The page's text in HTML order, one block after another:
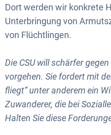
Dort werden wir konkrete
Unterbringung von
von Flüchtlingen.
Die CSU will schärfer
vorgehen. Sie fordert mit
fliegt“ unter anderem ein
Zuwanderer, die bei
Halten Sie diese